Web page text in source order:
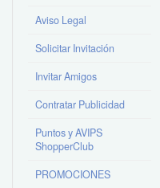
Aviso Legal
Solicitar Invitación
Invitar Amigos
Contratar Publicidad
Puntos y AVIPS
ShopperClub
PROMOCIONES